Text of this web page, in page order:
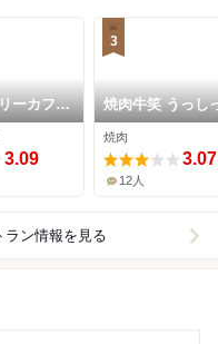
ーカフェ
3.09
3
焼肉牛笑 うっし
焼肉
3.07
12人
ラン情報を見る